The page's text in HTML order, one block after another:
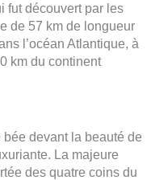
fut découvert par les
de 57 km de longueur
l’océan Atlantique, à
km du continent
devant la beauté de
La majeure
des quatre coins du